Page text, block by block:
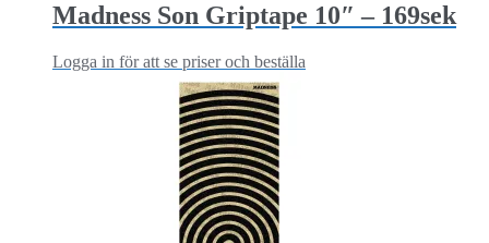
Madness Son Griptape 10″ – 169sek
Logga in för att se priser och beställa